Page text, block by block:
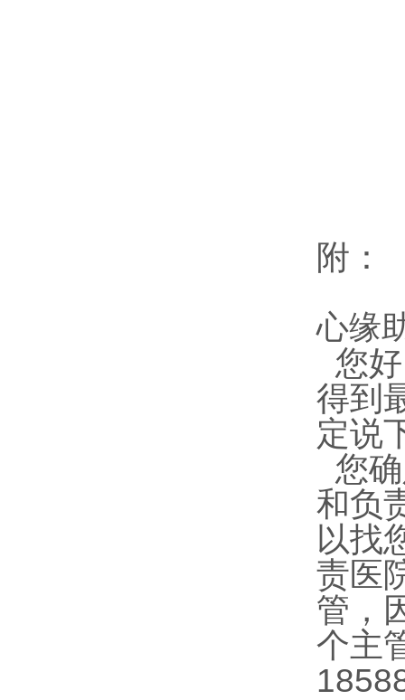
附：
心缘
您
得到
定说
您
和负
以找
责医
管，
个主